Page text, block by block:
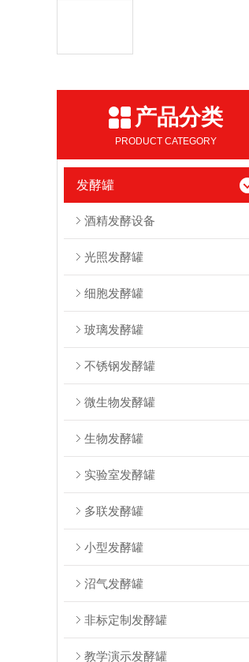
产品分类
PRODUCT CATEGORY
发酵罐
酒精发酵设备
光照发酵罐
细胞发酵罐
玻璃发酵罐
不锈钢发酵罐
微生物发酵罐
生物发酵罐
实验室发酵罐
多联发酵罐
小型发酵罐
沼气发酵罐
非标定制发酵罐
教学演示发酵罐